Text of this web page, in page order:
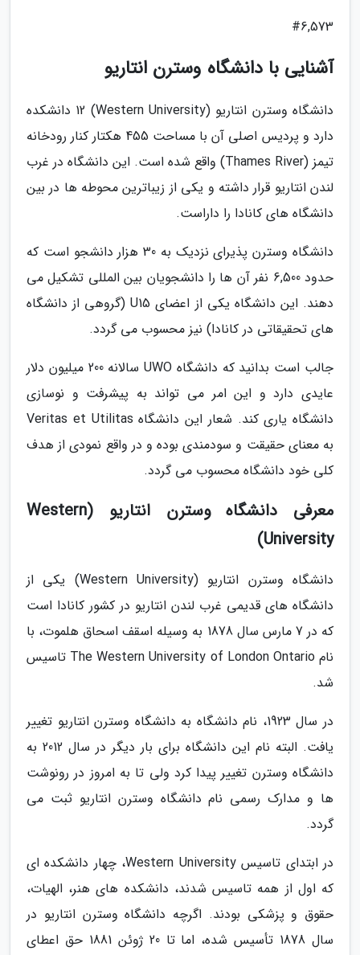
#6,573
آشنایی با دانشگاه وسترن انتاریو
دانشگاه وسترن انتاریو (Western University) 12 دانشکده
دارد و پردیس اصلی آن با مساحت 455 هکتار کنار رودخانه
تیمز (Thames River) واقع شده است. این دانشگاه در غرب
لندن انتاریو قرار داشته و یکی از زیباترین محوطه ها در بین
دانشگاه های کانادا را داراست.
دانشگاه وسترن پذیرای نزدیک به 30 هزار دانشجو است که
حدود 6,500 نفر آن ها را دانشجویان بین المللی تشکیل می
دهند. این دانشگاه یکی از اعضای U15 (گروهی از دانشگاه
های تحقیقاتی در کانادا) نیز محسوب می گردد.
جالب است بدانید که دانشگاه UWO سالانه 200 میلیون دلار
عایدی دارد و این امر می تواند به پیشرفت و نوسازی
دانشگاه یاری کند. شعار این دانشگاه Veritas et Utilitas
به معنای حقیقت و سودمندی بوده و در واقع نمودی از هدف
کلی خود دانشگاه محسوب می گردد.
معرفی دانشگاه وسترن انتاریو (Western
University)
دانشگاه وسترن انتاریو (Western University) یکی از
دانشگاه های قدیمی غرب لندن انتاریو در کشور کانادا است
که در 7 مارس سال 1878 به وسیله اسقف اسحاق هلموت، با
نام The Western University of London Ontario تاسیس
شد.
در سال 1923، نام دانشگاه به دانشگاه وسترن انتاریو تغییر
یافت. البته نام این دانشگاه برای بار دیگر در سال 2012 به
دانشگاه وسترن تغییر پیدا کرد ولی تا به امروز در رونوشت
ها و مدارک رسمی نام دانشگاه وسترن انتاریو ثبت می
گردد.
در ابتدای تاسیس Western University، چهار دانشکده ای
که اول از همه تاسیس شدند، دانشکده های هنر، الهیات،
حقوق و پزشکی بودند. اگرچه دانشگاه وسترن انتاریو در
سال 1878 تأسیس شده، اما تا 20 ژوئن 1881 حق اعطای